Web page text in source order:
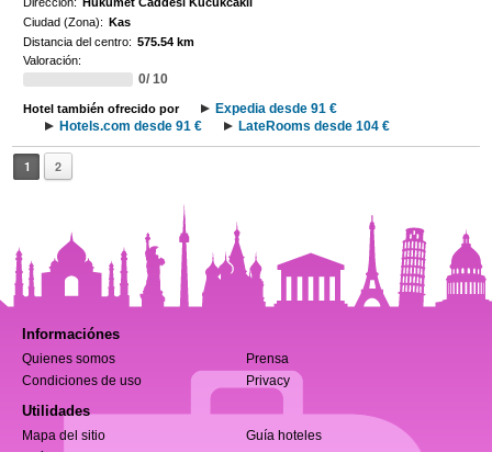
Ciudad (Zona): Kas
Distancia del centro: 575.54 km
Valoración:
0/ 10
Hotel también ofrecido por
Expedia desde 91 €
Hotels.com desde 91 €
LateRooms desde 104 €
1 2
Informaciónes
Quienes somos
Prensa
Condiciones de uso
Privacy
Utilidades
Mapa del sitio
Guía hoteles